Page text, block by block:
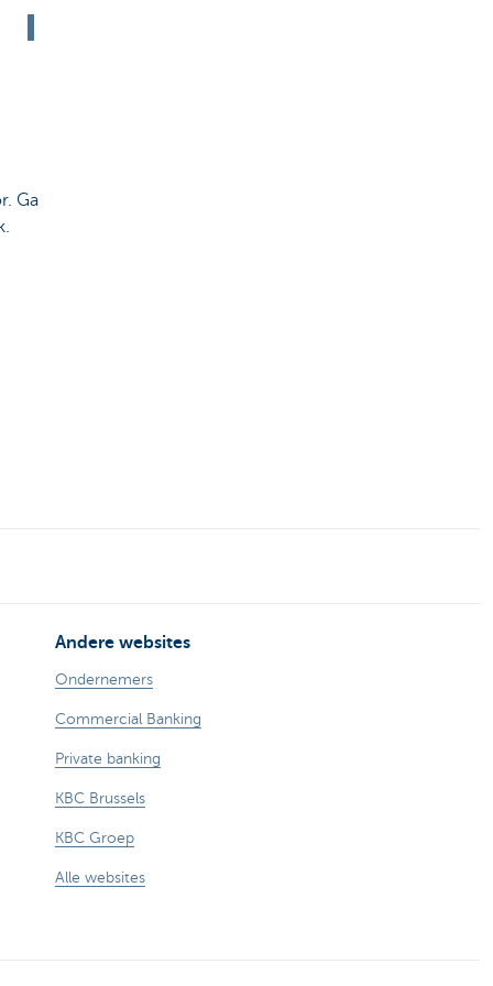
Ga
Andere websites
Ondernemers
Commercial Banking
Private banking
KBC Brussels
KBC Groep
Alle websites